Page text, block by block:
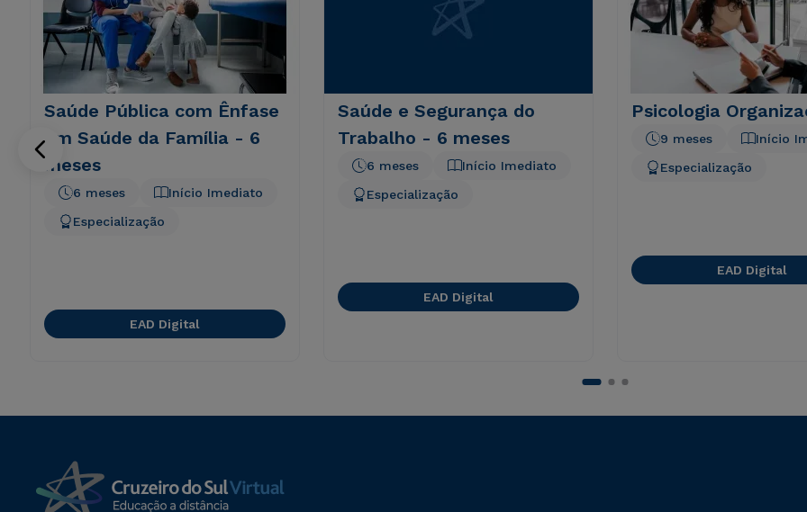
Saúde Pública com Ênfase
em Saúde da Família - 6
meses
Início Imediato
6 meses
Especialização
EAD Digital
Saúde e Segurança do
Trabalho - 6 meses
Início Imediato
6 meses
Especialização
EAD Digital
Psicologia
Início
9 meses
Especialização
EAD Digital